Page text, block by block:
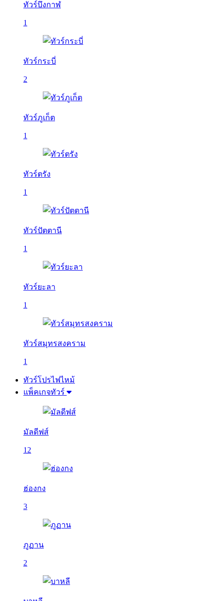
ทัวร์บึงกาฬ
1
ทัวร์กระบี่
2
ทัวร์ภูเก็ต
1
ทัวร์ตรัง
1
ทัวร์ปัตตานี
1
ทัวร์ยะลา
1
ทัวร์สมุทรสงคราม
1
ทัวร์โปรไฟไหม้
แพ็คเกจทัวร์
มัลดีฟส์
12
ฮ่องกง
3
ภูฏาน
2